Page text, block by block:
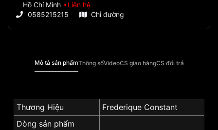
Hồ Chí Minh
Liên hệ
0585215215
Chỉ đường
Mô tả sản phẩmThông sốVideoCS giao hàngCS đổi trả
Thương Hiệu
Frederique Constant
Dòng sản phẩm